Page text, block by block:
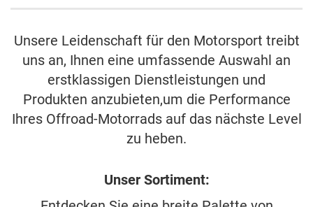
Unsere Leidenschaft für den Motorsport treibt
uns an, Ihnen eine umfassende Auswahl an
erstklassigen Dienstleistungen und
Produkten anzubieten,um die Performance
Ihres Offroad-Motorrads auf das nächste Level
zu heben.
Unser Sortiment: